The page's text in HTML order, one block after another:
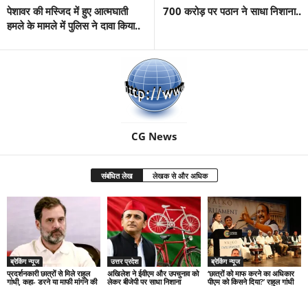
पेशावर की मस्जिद में हुए आत्मघाती
हमले के मामले में पुलिस ने दावा किया..
700 करोड़ पर पठान ने साधा निशाना..
CG News
संबंधित लेख लेखक से और अधिक
ब्रेकिंग न्यूज
प्रदर्शनकारी छात्रों से मिले राहुल
गांधी, कहा- डरने या माफी मांगने की
उत्तर प्रदेश
अखिलेश ने ईवीएम और उपचुनाव को
लेकर बीजेपी पर साधा निशाना
ब्रेकिंग न्यूज
‘छात्रों को माफ करने का अधिकार
पीएम को किसने दिया?’ राहुल गांधी